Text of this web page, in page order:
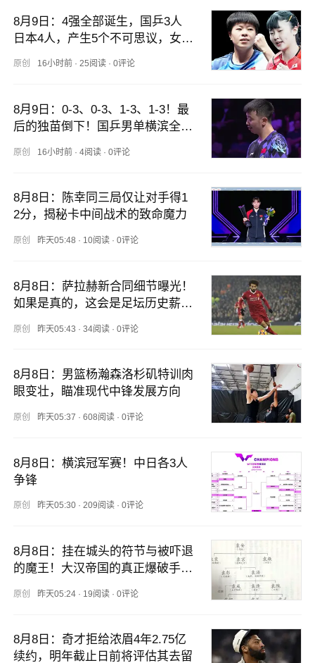
8月9日：4强全部诞生，国乒3人
日本4人，产生5个不可思议，女单
原创 16小时前· 25阅读· 0评论
8月9日：0-3、0-3、1-3、1-3！最
后的独苗倒下！国乒男单横滨全军
原创 16小时前· 4阅读· 0评论
8月8日：陈幸同三局仅让对手得1
2分，揭秘卡中间战术的致命魔力
原创 昨天05:48 · 10阅读· 0评论
8月8日：萨拉赫新合同细节曝光！
如果是真的，这会是足坛历史薪资
原创 昨天05:43 · 34阅读· 0评论
8月8日：男篮杨瀚森洛杉矶特训肉
眼变壮，瞄准现代中锋发展方向
原创 昨天05:37 · 608阅读· 0评论
8月8日：横滨冠军赛！中日各3人
争锋
原创 昨天05:30· 209阅读· 0评论
8月8日：挂在城头的符节与被吓退
的魔王！大汉帝国的真正爆破手，
原创 昨天05:24· 19阅读· 0评论
8月8日：奇才拒给浓眉4年2.75亿
续约，明年截止日前将评估其去留